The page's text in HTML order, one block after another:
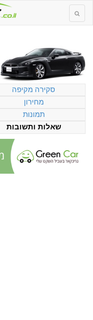
סקירה מקיפה
מחירון
תמונות
שאלות ותשובות